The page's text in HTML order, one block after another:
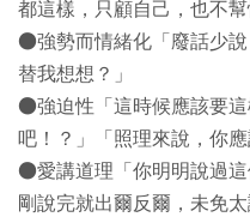
都這樣，只顧自己，也不幫
●強勢而情緒化「廢話少
替我想想？」
●強迫性「這時候應該要
吧！？」「照理來說，你
●愛講道理「你明明說過
剛說完就出爾反爾，未免